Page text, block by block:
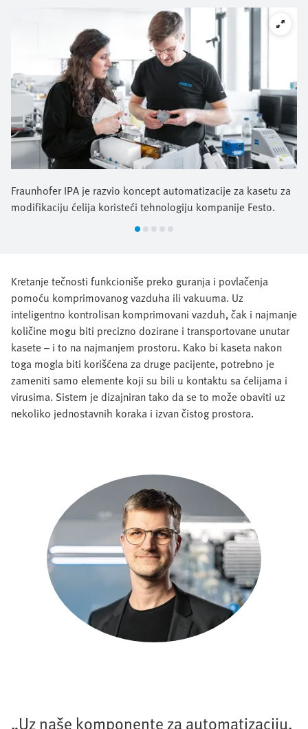
Fraunhofer IPA je razvio koncept automatizacije za kasetu za
modifikaciju ćelija koristeći tehnologiju kompanije Festo.
Kretanje tečnosti funkcioniše preko guranja i povlačenja
pomoću komprimovanog vazduha ili vakuuma. Uz
inteligentno kontrolisan komprimovani vazduh, čak i najmanje
količine mogu biti precizno dozirane i transportovane unutar
kasete – i to na najmanjem prostoru. Kako bi kaseta nakon
toga mogla biti korišćena za druge pacijente, potrebno je
zameniti samo elemente koji su bili u kontaktu sa ćelijama i
virusima. Sistem je dizajniran tako da se to može obaviti uz
nekoliko jednostavnih koraka i izvan čistog prostora.
„Uz naše komponente za automatizaciju,